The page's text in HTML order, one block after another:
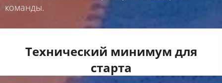
команды.
Технический минимум для
старта